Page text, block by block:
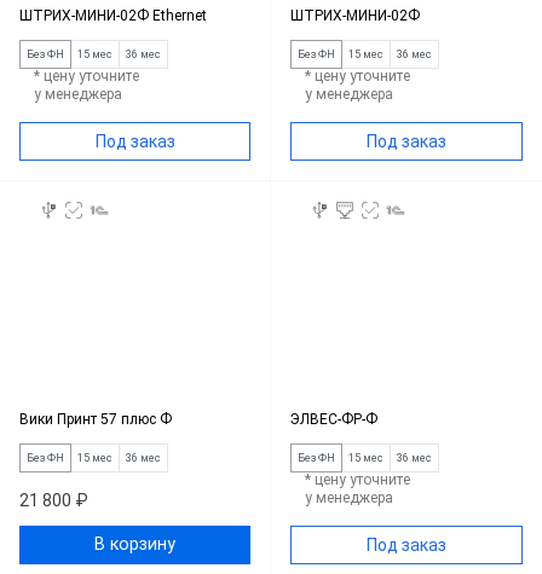
ШТРИХ-МИНИ-02Ф Ethernet
Без ФН 15 мес 36 мес
* цену уточните
у менеджера
Под заказ
ШТРИХ-МИНИ-02Ф
Без ФН 15 мес 36 мес
* цену уточните
у менеджера
Под заказ
Вики Принт 57 плюс Ф
Без ФН 15 мес 36 мес
21 800 ₽
В корзину
ЭЛВЕС-ФР-Ф
Без ФН 15 мес 36 мес
* цену уточните
у менеджера
Под заказ